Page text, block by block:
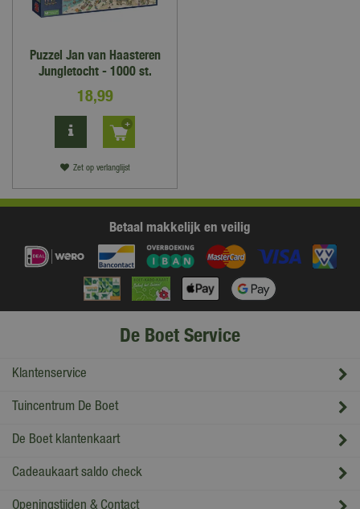
Puzzel Jan van Haasteren
Jungletocht - 1000 st.
18,99
Zet op verlanglijst
Betaal makkelijk en veilig
De Boet Service
Klantenservice
Tuincentrum De Boet
De Boet klantenkaart
Cadeaukaart saldo check
Openingstijden & Contact